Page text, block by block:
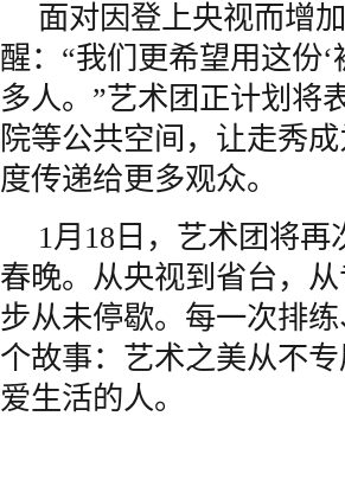
面对因登上央视而增
醒：“我们更希望用这份
多人。”艺术团正计划将
院等公共空间，让走秀
度传递给更多观众。
1月18日，艺术团将
春晚。从央视到省台，
步从未停歇。每一次排
个故事：艺术之美从不
爱生活的人。